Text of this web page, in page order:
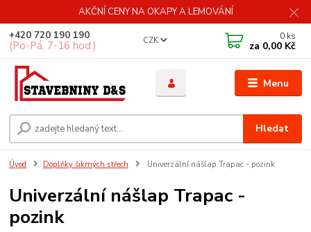
AKČNÍ CENY NA OKAPY A LEMOVÁNÍ
Menu
CZK
Hledat
+420 720 190 190
(Po-Pá, 7-16 hod.)
0 ks
za 0,00 Kč
Úvod Doplňky šikmých střech Univerzální nášlap Trapac - pozink
Univerzální nášlap Trapac -
pozink